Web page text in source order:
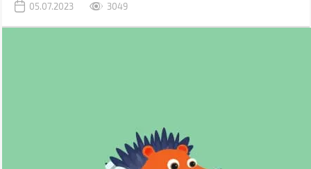
05.07.2023
3049